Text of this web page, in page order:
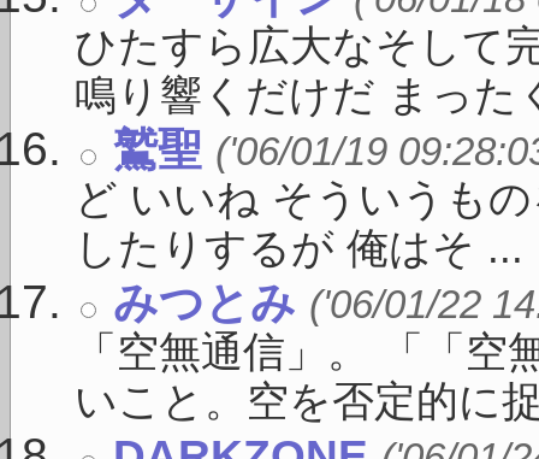
ひたすら広大なそして
鳴り響くだけだ まった
鷲聖 ('06/01/19
ど いいね そういうも
したりするが 俺はそ ...
みつとみ ('06/01/22
「空無通信」。 「「
いこと。空を否定的に